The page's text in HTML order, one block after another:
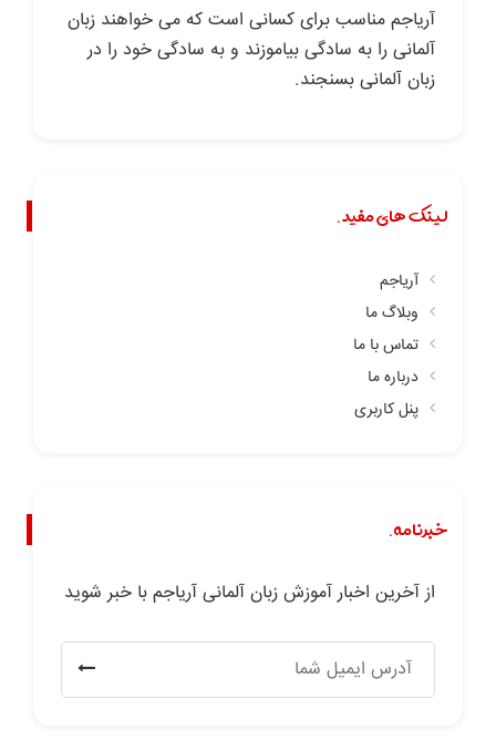
آریاجم مناسب برای کسانی است که می خواهند زبان
آلمانی را به سادگی بیاموزند و به سادگی خود را در
زبان آلمانی بسنجند.
لینک های مفید.
آریاجم
وبلاگ ما
تماس با ما
درباره ما
پنل کاربری
خبرنامه.
از آخرین اخبار آموزش زبان آلمانی آریاجم با خبر شوید